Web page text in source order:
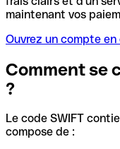
maintenant vos
Ouvrez un compte
Comment se
?
Le code SWIFT
compose de :